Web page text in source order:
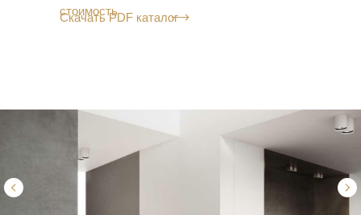
стоимость
Скачать PDF каталог